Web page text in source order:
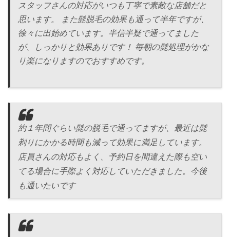
スタッフさんの対応がいつも丁寧で素敵な店舗だと
思います。 また髭脱毛の効果も通って半年ですが、
徐々に出始めています。半信半疑で通ってました
が、しっかりと効果ありです！ 毎朝の髭処理がかな
り楽になりますのでおすすめです。
約１年間ぐらい髭の脱毛で通ってますが、最近は髭
剃りにかかる時間も減って効果に満足しています。
店員さんの対応もよく、予約日を間違えた際も空い
てる場合に手際よく対応していただきました。今後
も通いたいです